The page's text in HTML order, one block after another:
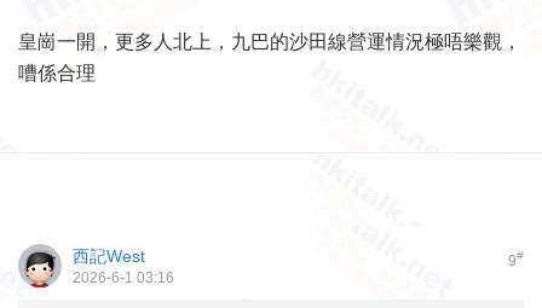
皇崗一開，更多人北上，九巴的沙田線營運情況極唔樂觀，
嘈係合理
9#
西記West
2026-6-1 03:16